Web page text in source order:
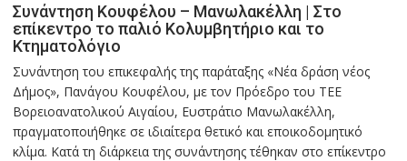
Συνάντηση Κουφέλου – Μανωλακέλλη | Στο
επίκεντρο το παλιό Κολυμβητήριο και το
Κτηματολόγιο
Συνάντηση του επικεφαλής της παράταξης «Νέα δράση νέος
Δήμος», Πανάγου Κουφέλου, με τον Πρόεδρο του ΤΕΕ
Βορειοανατολικού Αιγαίου, Ευστράτιο Μανωλακέλλη,
πραγματοποιήθηκε σε ιδιαίτερα θετικό και εποικοδομητικό
κλίμα. Κατά τη διάρκεια της συνάντησης τέθηκαν στο επίκεντρο